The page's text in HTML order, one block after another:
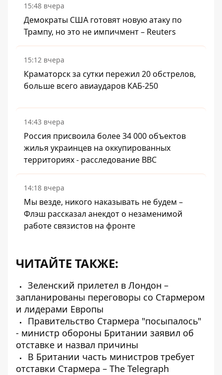
15:48 вчера
Демократы США готовят новую атаку по
Трампу, но это не импичмент – Reuters
15:12 вчера
Краматорск за сутки пережил 20 обстрелов,
больше всего авиаударов КАБ-250
14:43 вчера
Россия присвоила более 34 000 объектов
жилья украинцев на оккупированных
территориях - расследование BBC
14:18 вчера
Мы везде, никого наказывать не будем –
Флэш рассказал анекдот о незаменимой
работе связистов на фронте
ЧИТАЙТЕ ТАКЖЕ:
Зеленский прилетел в Лондон –
запланированы переговоры со Стармером
и лидерами Европы
Правительство Стармера "посыпалось"
- министр обороны Британии заявил об
отставке и назвал причины
В Британии часть министров требует
отставки Стармера – The Telegraph